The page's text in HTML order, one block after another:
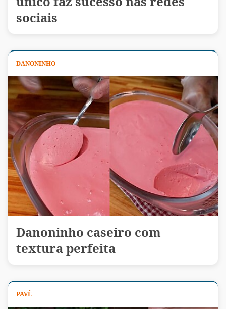
sociais
DANONINHO
Danoninho caseiro com
textura perfeita
PAVÊ